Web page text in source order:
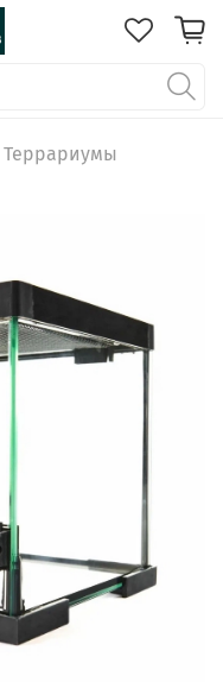
Террариумы